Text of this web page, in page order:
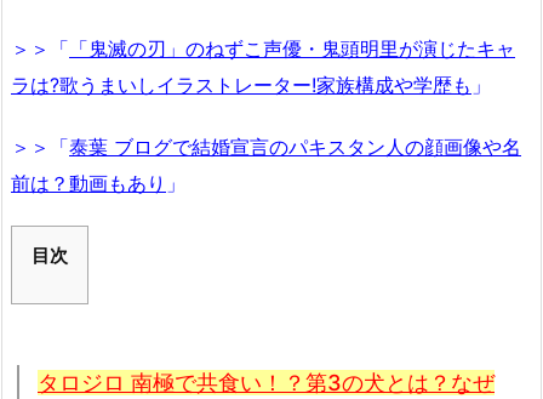
＞＞「 「鬼滅の刃」のねずこ声優・鬼頭明里が演じたキャ
ラは?歌うまいしイラストレーター!家族構成や学歴も 」
＞＞「泰葉 ブログで結婚宣言のパキスタン人の顔画像や名
前は？動画もあり 」
目次
タロジロ 南極で共食い！？第3の犬とは？なぜ